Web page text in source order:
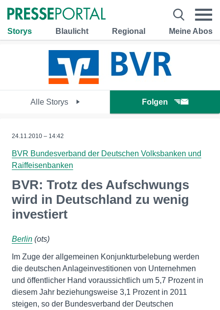
Storys Blaulicht Regional Meine Abos
Alle Storys Folgen
24.11.2010 – 14:42
BVR Bundesverband der Deutschen Volksbanken und
Raiffeisenbanken
BVR: Trotz des Aufschwungs
wird in Deutschland zu wenig
investiert
Berlin (ots)
Im Zuge der allgemeinen Konjunkturbelebung werden
die deutschen Anlageinvestitionen von Unternehmen
und öffentlicher Hand voraussichtlich um 5,7 Prozent in
diesem Jahr beziehungsweise 3,1 Prozent in 2011
steigen, so der Bundesverband der Deutschen